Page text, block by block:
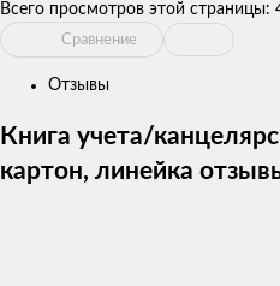
Всего просмотров этой страницы:
Сравнение
Отзывы
Книга учета/
картон, линейка